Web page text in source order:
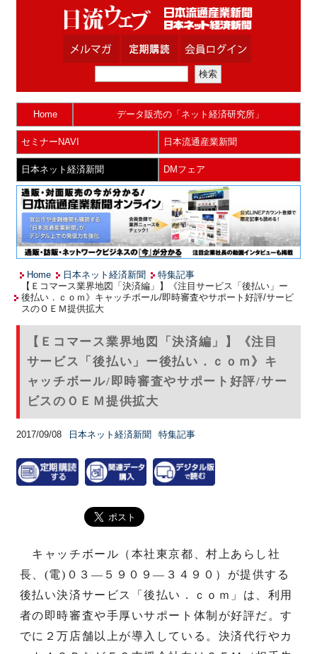
Home データ販売の「ネット経済研究所」
セミナーNAVI 日本流通産業新聞
日本ネット経済新聞 DMフェア
Home 日本ネット経済新聞
特集記事
【Ｅコマース業界地図「決済編」】《注目サービス「後払い」ー
後払い．ｃｏｍ》キャッチボール/即時審査やサポート好評/サービ
スのＯＥＭ提供拡大
【Ｅコマース業界地図「決済編」】《注目
サービス「後払い」ー後払い．ｃｏｍ》キ
ャッチボール/即時審査やサポート好評/サー
ビスのＯＥＭ提供拡大
2017/09/08 日本ネット経済新聞 特集記事
キャッチボール（本社東京都、村上あらし社
長、(電)０３―５９０９―３４９０）が提供する
後払い決済サービス「後払い．ｃｏｍ」は、利用
者の即時審査や手厚いサポート体制が好評だ。す
でに２万店舗以上が導入している。決済代行やカ